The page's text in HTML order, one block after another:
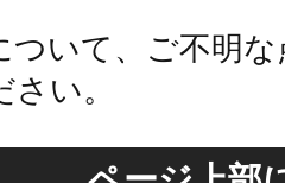
ついて、ご不明
い。